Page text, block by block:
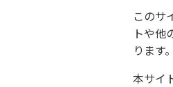
このサ
トや他
ります。
本サイ